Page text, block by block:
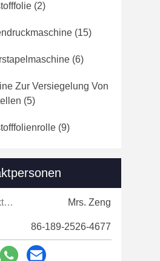
(2)
(15)
(6)
Zur Versiegelung Von
(5)
(9)
Kontaktpersonen: Mrs. Zeng
86-189-2526-4677